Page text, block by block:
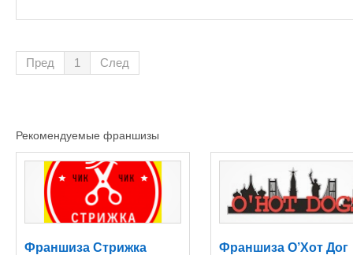
Открывался как
Пред 1 След
Рекомендуемые франшизы
Франшиза Стрижка
Франшиза О’Хот Дог